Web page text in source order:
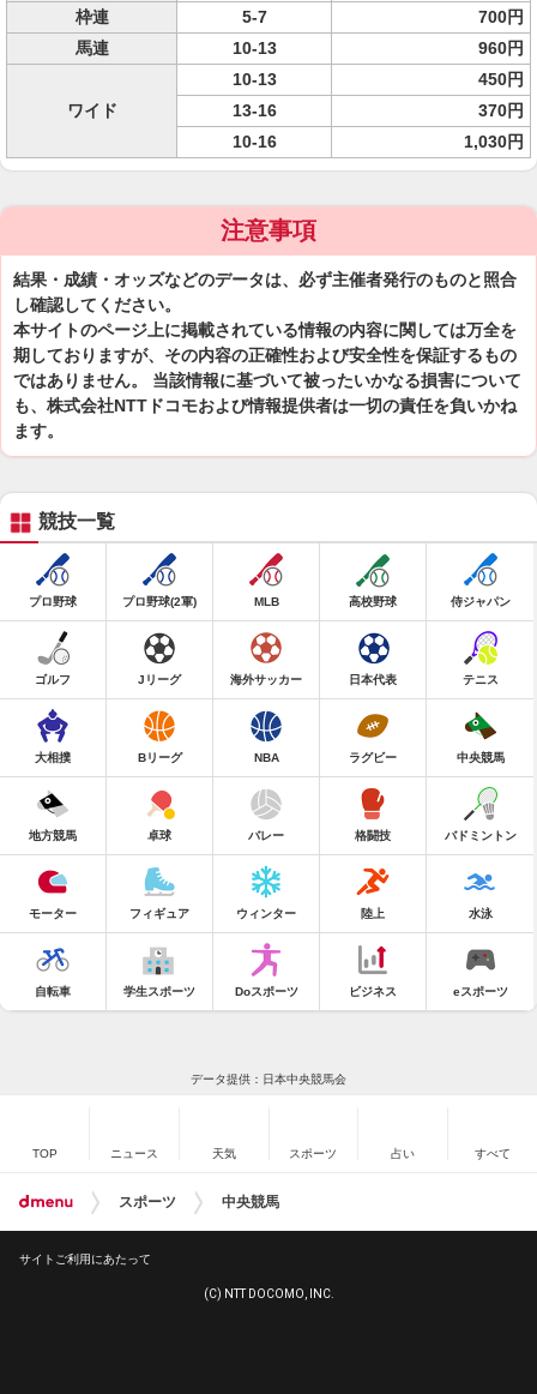
枠連
5-7
700円
馬連
10-13 960円
ワイド
10-13
450円
13-16
370円
10-16
1,030円
注意事項
結果・成績・オッズなどのデータは、必ず主催者発行のものと照合
し確認してください。
本サイトのページ上に掲載されている情報の内容に関しては万全を
期しておりますが、その内容の正確性および安全性を保証するもの
ではありません。 当該情報に基づいて被ったいかなる損害について
も、株式会社NTTドコモおよび情報提供者は一切の責任を負いかね
ます。
競技一覧
プロ野球 プロ野球(2軍) MLB 高校野球 侍ジャパン
ゴルフ Jリーグ 海外サッカー 日本代表 テニス
大相撲 Bリーグ NBA ラグビー 中央競馬
地方競馬 卓球 バレー 格闘技 バドミントン
モーター フィギュア ウィンター 陸上 水泳
自転車 学生スポーツ Doスポーツ ビジネス eスポーツ
データ提供：日本中央競馬会
TOP ニュース 天気 スポーツ 占い すべて
スポーツ 中央競馬
サイトご利用にあたって
(C) NTT DOCOMO, INC.